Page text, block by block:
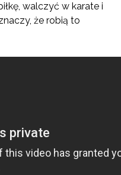
walczyć w karate i
że robią to